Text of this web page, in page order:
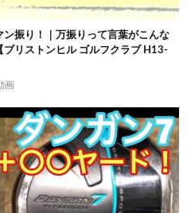
ン振り！｜万振りって言葉がこんな
リストンヒル ゴルフクラブ H13-
画